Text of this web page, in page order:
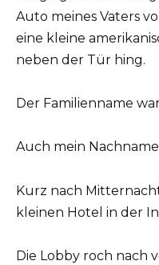
Auto meines Vaters
eine kleine
neben der Tür hing.
Der Familienname
Auch mein
Kurz nach
kleinen Hotel in der
Die Lobby roch nach